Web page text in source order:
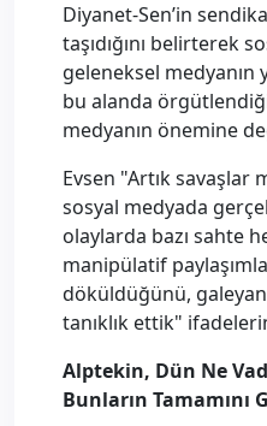
Diyanet-Sen’in
taşıdığını belirterek
geleneksel medyanın
bu alanda
medyanın önemine
Evsen "Artık savaşlar
sosyal medyada
olaylarda bazı sahte
manipülatif
döküldüğünü,
tanıklık ettik"
Alptekin, Dün Ne
Bunların Tamamını